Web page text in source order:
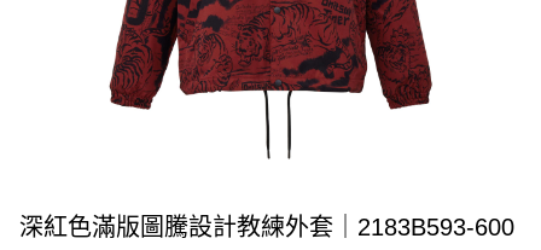
深紅色滿版圖騰設計教練外套｜2183B593-600